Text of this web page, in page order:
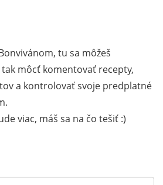
tu sa môžeš
môcť komentovať recepty,
a kontrolovať svoje predplatné
viac, máš sa na čo tešiť :)